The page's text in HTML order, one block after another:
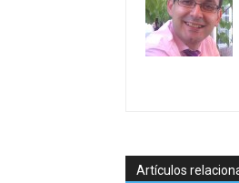
Artículos